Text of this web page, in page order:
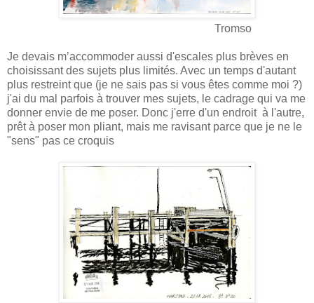
Tromso
Je devais m’accommoder aussi d'escales plus brèves en
choisissant des sujets plus limités. Avec un temps d'autant
plus restreint que (je ne sais pas si vous êtes comme moi ?)
j'ai du mal parfois à trouver mes sujets, le cadrage qui va me
donner envie de me poser. Donc j'erre d'un endroit à l'autre,
prêt à poser mon pliant, mais me ravisant parce que je ne le
"sens" pas ce croquis